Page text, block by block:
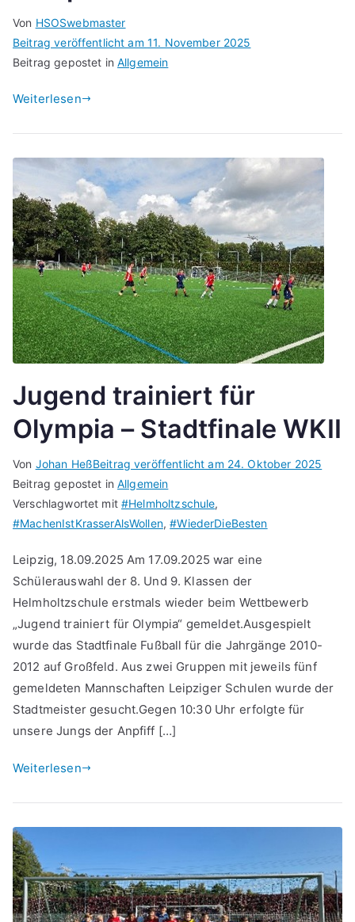
Von HSOSwebmaster
Beitrag veröffentlicht am 11. November 2025
Beitrag gepostet inAllgemein
Weiterlesen
Jugend trainiert für
Olympia – Stadtfinale WKII
Von Johan HeßBeitrag veröffentlicht am 24. Oktober 2025
Beitrag gepostet inAllgemein
Verschlagwortet mit#Helmholtzschule,
#MachenIstKrasserAlsWollen,#WiederDieBesten
Leipzig, 18.09.2025 Am 17.09.2025 war eine
Schülerauswahl der 8. Und 9. Klassen der
Helmholtzschule erstmals wieder beim Wettbewerb
„Jugend trainiert für Olympia“ gemeldet.Ausgespielt
wurde das Stadtfinale Fußball für die Jahrgänge 2010-
2012 auf Großfeld. Aus zwei Gruppen mit jeweils fünf
gemeldeten Mannschaften Leipziger Schulen wurde der
Stadtmeister gesucht.Gegen 10:30 Uhr erfolgte für
unsere Jungs der Anpfiff […]
Weiterlesen